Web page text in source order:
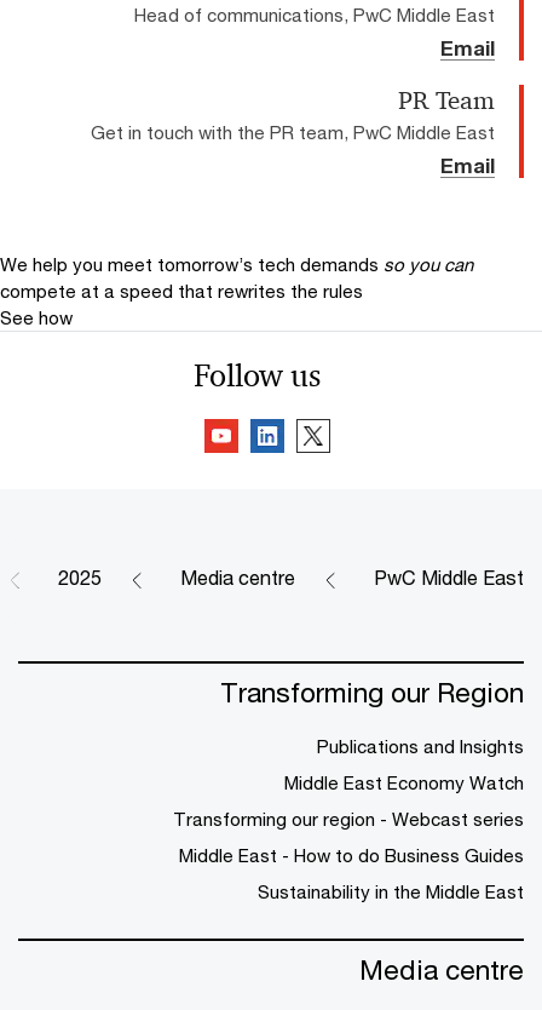
Head of communications, PwC Middle East
Email
PR Team
Get in touch with the PR team, PwC Middle East
Email
We help you meet tomorrow’s tech demands so you can
compete at a speed that rewrites the rules
See how
Follow us
PwC Middle East
Media centre
2025
Transforming our Region
Publications and Insights
Middle East Economy Watch
Transforming our region - Webcast series
Middle East - How to do Business Guides
Sustainability in the Middle East
Media centre